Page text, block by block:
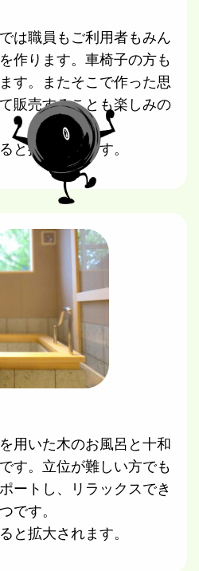
は職員もご利用者もみん
作ります。車椅子の方も
す。またそこで作った思
販売することも楽しみの
と拡大されます。
用いた木のお風呂と十和
す。立位が難しい方でも
ートし、リラックスでき
です。
と拡大されます。